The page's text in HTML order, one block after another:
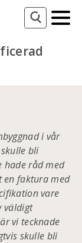
i vår
bli
hade råd med
en faktura med
vare
väldigt
vi tecknade
skulle bli